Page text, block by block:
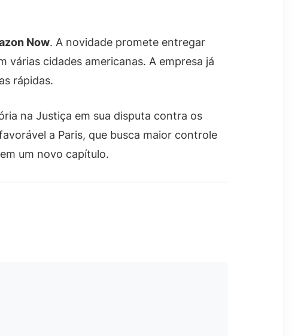
Now. A novidade promete entregar
várias cidades americanas. A empresa já
rápidas.
na Justiça em sua disputa contra os
a Paris, que busca maior controle
um novo capítulo.